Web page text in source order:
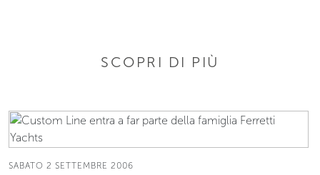
SCOPRI DI PIÙ
SABATO 2 SETTEMBRE 2006